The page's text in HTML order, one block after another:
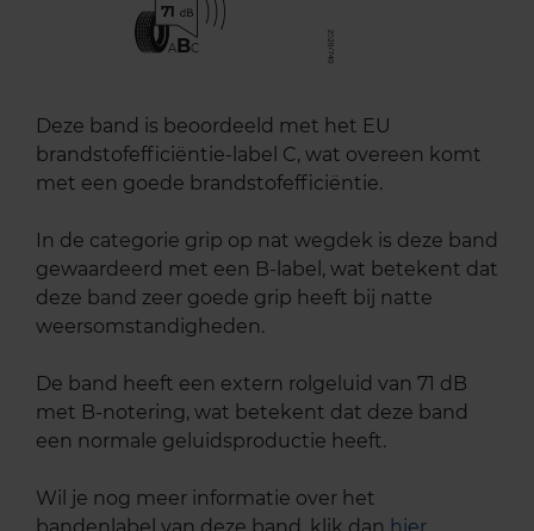
71
ABC
Deze band is beoordeeld met het EU
brandstofefficiëntie-label C, wat overeen komt
met een goede brandstofefficiëntie.
In de categorie grip op nat wegdek is deze band
gewaardeerd met een B-label, wat betekent dat
deze band zeer goede grip heeft bij natte
weersomstandigheden.
De band heeft een extern rolgeluid van 71 dB
met B-notering, wat betekent dat deze band
een normale geluidsproductie heeft.
Wil je nog meer informatie over het